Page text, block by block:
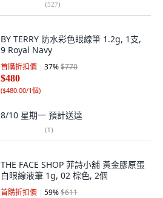
(527)
BY TERRY 防水彩色眼線筆 1.2g, 1支,
9 Royal Navy
首購折扣價 37%$770
$480
($480.00/1個)
8/10 星期一 預計送達
(1)
THE FACE SHOP 菲詩小舖 黃金膠原蛋
白眼線液筆 1g, 02 棕色, 2個
首購折扣價 59%$611